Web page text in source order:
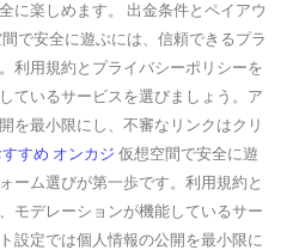
に楽しめます。 出金条件とペイアウ
で安全に遊ぶには、信頼できるプラ
利用規約とプライバシーポリシーを
ているサービスを選びましょう。ア
を最小限にし、不審なリンクはクリ
すすめ オンカジ 仮想空間で安全に遊
ーム選びが第一歩です。利用規約と
モデレーションが機能しているサー
設定では個人情報の公開を最小限に